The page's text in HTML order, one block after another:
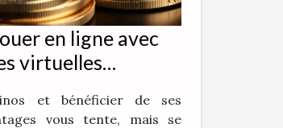
en ligne avec
virtuelles
et bénéficier de ses
vous tente, mais se